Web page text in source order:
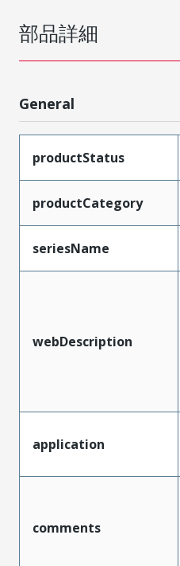
部品詳細
General
productStatus
productCategory
seriesName
webDescription
application
comments